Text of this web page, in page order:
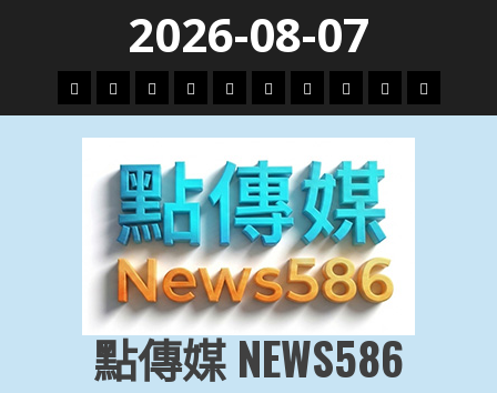
content
2026-08-07
頭
條
財
經
地
方.
會
文
教.
技
專
題
娛
樂
劇
政
治
國
際
運
動
生
活
點傳媒 NEWS586